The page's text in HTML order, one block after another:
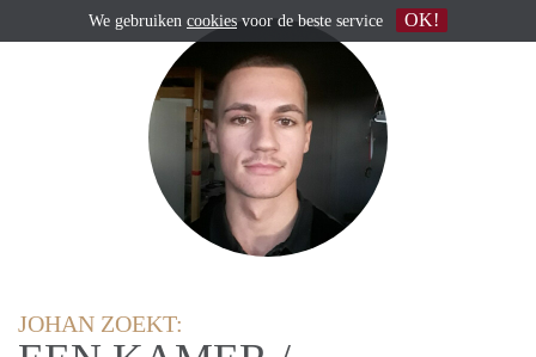
JOHAN ZOEKT:
We gebruiken cookiesvoor de beste service OK!